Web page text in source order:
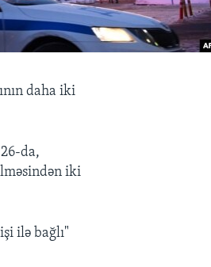
daha iki
da,
iki
ilə bağlı"